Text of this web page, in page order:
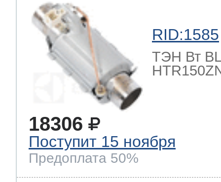
RID:1585
ТЭН Вт
18306
Поступит 15 ноября
Предоплата 50%